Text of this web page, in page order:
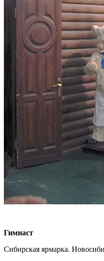
Гимнаст
Сибирская ярмарка.